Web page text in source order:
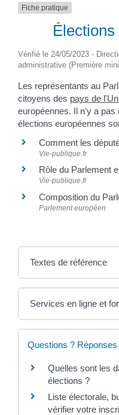
Fiche pratique
Vérifié le 24/05/2023 -
administrative (Première
Les représentants au
citoyens des pays de
européennes. Il n'y a pas
élections européennes
Comment les
Vie-publique.fr
Rôle du Parlement
Vie-publique.fr
Composition du
Parlement européen
Textes de référence
Services en ligne et
Questions ? Réponses
Quelles sont les
élections ?
Liste électorale,
vérifier votre